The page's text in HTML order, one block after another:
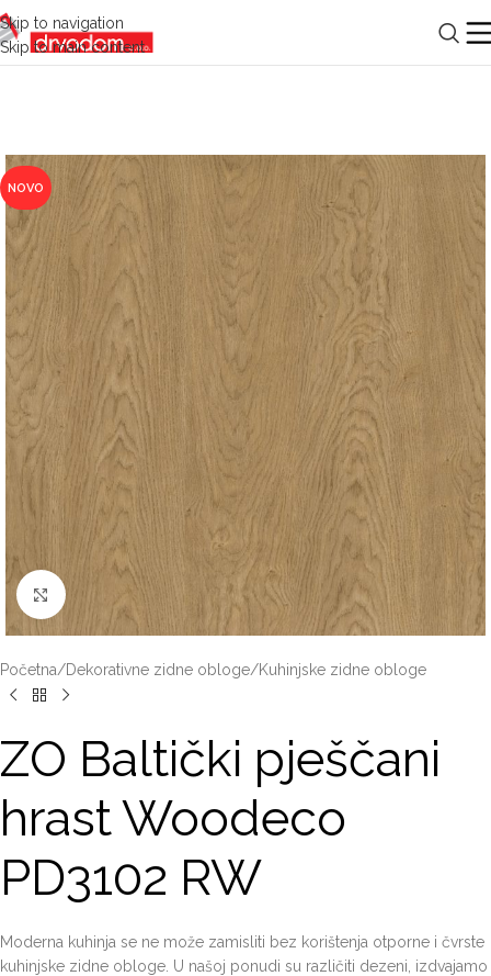
Skip to navigation
Skip to main content
NOVO
Click to enlarge
Početna/Dekorativne zidne obloge/Kuhinjske zidne obloge
ZO Baltički pješčani
hrast Woodeco
PD3102 RW
Moderna kuhinja se ne može zamisliti bez korištenja otporne i čvrste
kuhinjske zidne obloge. U našoj ponudi su različiti dezeni, izdvajamo